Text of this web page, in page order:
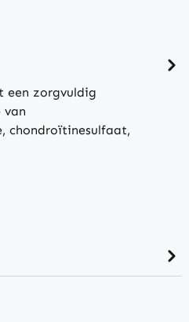
een zorgvuldig
van
chondroïtinesulfaat,